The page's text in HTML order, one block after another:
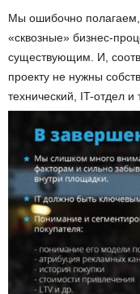
Мы ошибочно полагаем,
«сквозные» бизнес-
существующим. И,
проекту не нужны
технический, IT-отдел и